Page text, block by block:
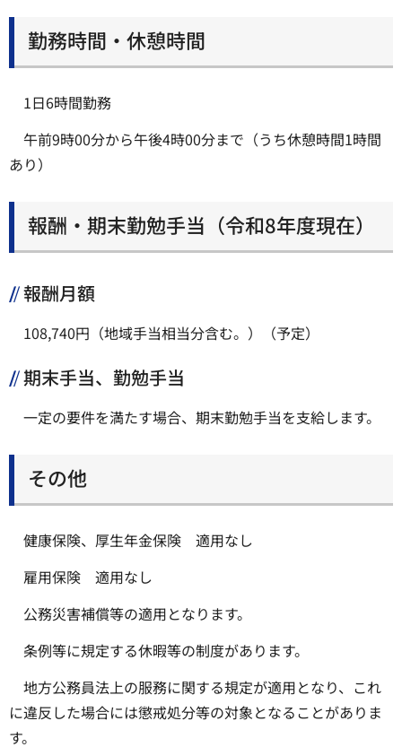
勤務時間・休憩時間
1日6時間勤務
午前9時00分から午後4時00分まで（うち休憩時間1時間
あり）
報酬・期末勤勉手当（令和8年度現在）
報酬月額
108,740円（地域手当相当分含む。）（予定）
期末手当、勤勉手当
一定の要件を満たす場合、期末勤勉手当を支給します。
その他
健康保険、厚生年金保険 適用なし
雇用保険 適用なし
公務災害補償等の適用となります。
条例等に規定する休暇等の制度があります。
地方公務員法上の服務に関する規定が適用となり、これ
に違反した場合には懲戒処分等の対象となることがありま
す。